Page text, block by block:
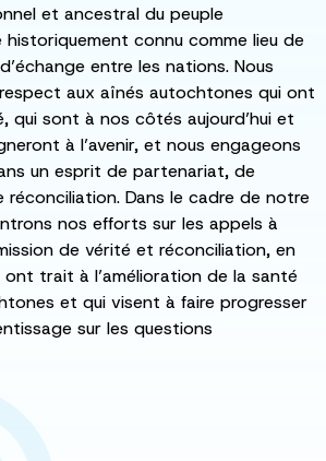
et ancestral du peuple
historiquement connu comme lieu de
entre les nations. Nous
aux aînés autochtones qui ont
qui sont à nos côtés aujourd’hui et
à l’avenir, et nous engageons
un esprit de partenariat, de
Dans le cadre de notre
nos efforts sur les appels à
de vérité et réconciliation, en
trait à l’amélioration de la santé
et qui visent à faire progresser
sur les questions